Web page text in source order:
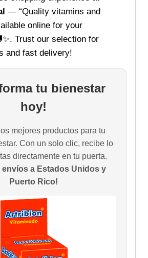
— “Quality vitamins and
online for your
Trust our selection for
and fast delivery!
tu bienestar
hoy!
mejores productos para tu
Con un solo clic, recibe lo
directamente en tu puerta.
envíos a Estados Unidos y
Puerto Rico!